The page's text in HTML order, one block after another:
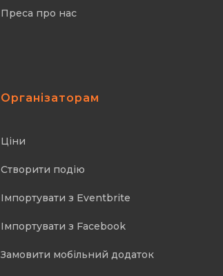
Преса про нас
Організаторам
Ціни
Створити подію
Імпортувати з Eventbrite
Імпортувати з Facebook
Замовити мобільний додаток